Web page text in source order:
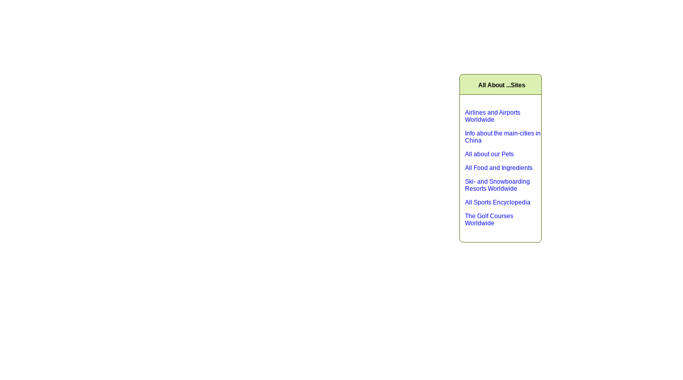
All About ...Sites
Airlines and Airports
Worldwide
Info about the main-cities in
China
All about our Pets
All Food and Ingredients
Ski- and Snowboarding
Resorts Worldwide
All Sports Encyclopedia
The Golf Courses
Worldwide